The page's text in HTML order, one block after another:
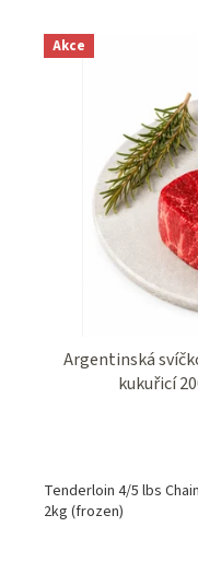
Akce
Argentinská
kukuřicí
Tenderloin 4/5 lbs
2kg (frozen)